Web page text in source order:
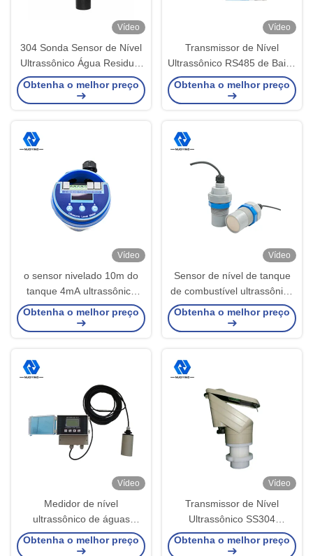
Vídeo
304 Sonda Sensor de Nível
Ultrassônico Água Residual
à Prova de Explosão em
Alumínio Fundido
Obtenha o melhor preço
Vídeo
Transmissor de Nível
Ultrassônico RS485 de Baixo
Líquido Polipropileno IP67
Obtenha o melhor preço
Vídeo
o sensor nivelado 10m do
tanque 4mA ultrassônico
abastece a água IP65
DC12V-36V
Obtenha o melhor preço
Vídeo
Sensor de nível de tanque
de combustível ultrassônico
de 5m remoto sem contato
industrial
Obtenha o melhor preço
Vídeo
Medidor de nível
ultrassônico de águas
residuais Medidor
ultrassônico de profundidade
Obtenha o melhor preço
Vídeo
Transmissor de Nível
Ultrassônico SS304
Transmissor de Nível
Líquido 220VAC
Obtenha o melhor preço